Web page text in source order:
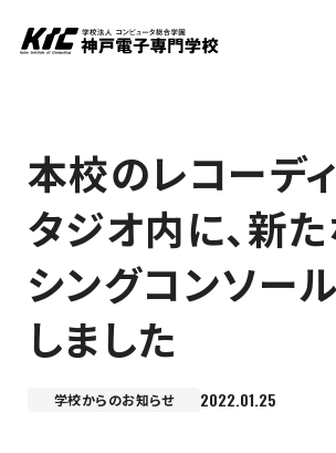
学科・コース
訪問者別
就職・資格
入試情報
本校のレコーデ
タジオ内に、新
シングコンソー
しました
学校からのお知らせ 2022.01.25